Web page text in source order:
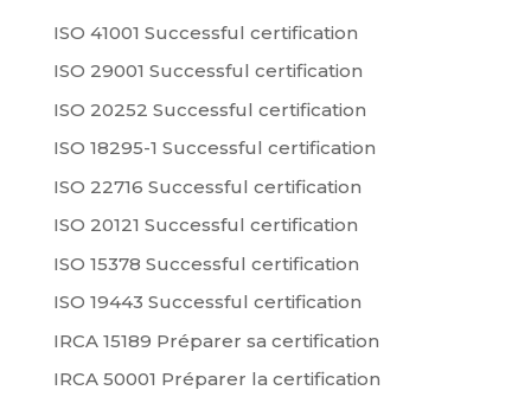
ISO 41001 Successful certification
ISO 29001 Successful certification
ISO 20252 Successful certification
ISO 18295-1 Successful certification
ISO 22716 Successful certification
ISO 20121 Successful certification
ISO 15378 Successful certification
ISO 19443 Successful certification
IRCA 15189 Préparer sa certification
IRCA 50001 Préparer la certification